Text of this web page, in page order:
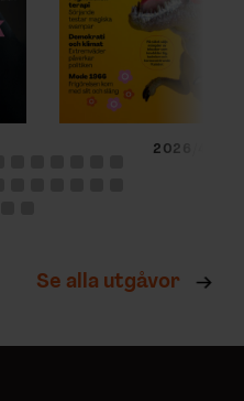
2026/4
Se alla utgåvor